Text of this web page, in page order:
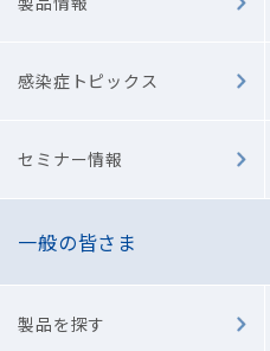
感染症トピックス
セミナー情報
一般の皆さま
製品を探す